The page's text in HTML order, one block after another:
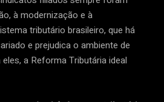
à modernização e à
tributário brasileiro, que há
e prejudica o ambiente de
a Reforma Tributária ideal